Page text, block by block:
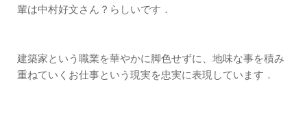
輩は中村好文さん？らしいです．
建築家という職業を華やかに脚色せずに、地味な事を積み
重ねていくお仕事という現実を忠実に表現しています．